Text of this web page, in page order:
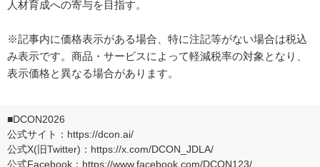
人材育成への寄与を目指す。
※記事内に価格表示がある場合、特に注記等がない場合は税込
み表示です。商品・サービスによって軽減税率の対象となり、
表示価格と異なる場合があります。
■DCON2026
公式サイト： https://dcon.ai/
公式X(旧Twitter)： https://x.com/DCON_JDLA/
公式Facebook： https://www.facebook.com/DCON123/